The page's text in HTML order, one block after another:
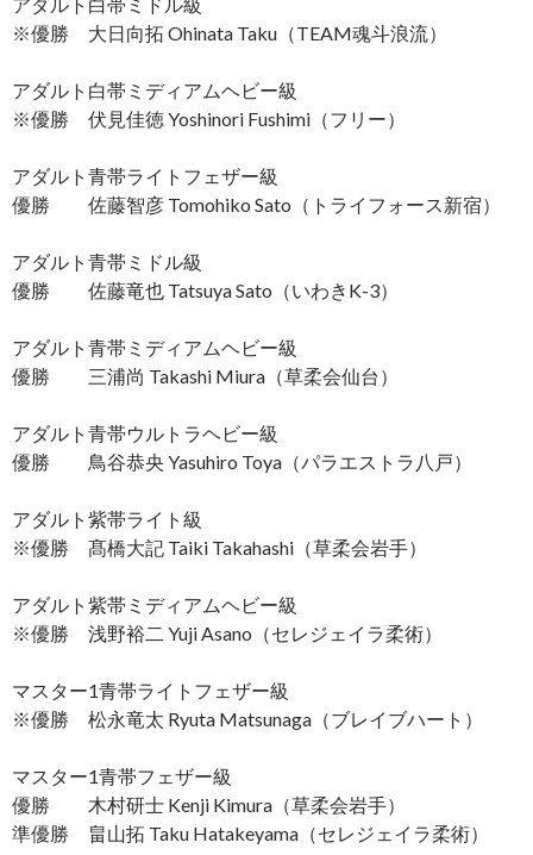
※優勝 大日向拓 Ohinata Taku（TEAM魂斗浪流）
アダルト白帯ミディアムヘビー級
※優勝 伏見佳徳 Yoshinori Fushimi（フリー）
アダルト青帯ライトフェザー級
優勝 佐藤智彦 Tomohiko Sato（トライフォース新宿）
アダルト青帯ミドル級
優勝 佐藤竜也 Tatsuya Sato（いわきK-3）
アダルト青帯ミディアムヘビー級
優勝 三浦尚 Takashi Miura（草柔会仙台）
アダルト青帯ウルトラヘビー級
優勝 鳥谷恭央 Yasuhiro Toya（パラエストラ八戸）
アダルト紫帯ライト級
※優勝 髙橋大記 Taiki Takahashi（草柔会岩手）
アダルト紫帯ミディアムヘビー級
※優勝 浅野裕二 Yuji Asano（セレジェイラ柔術）
マスター1青帯ライトフェザー級
※優勝 松永竜太 Ryuta Matsunaga（ブレイブハート）
マスター1青帯フェザー級
優勝 木村研士 Kenji Kimura（草柔会岩手）
準優勝 畠山拓 Taku Hatakeyama（セレジェイラ柔術）